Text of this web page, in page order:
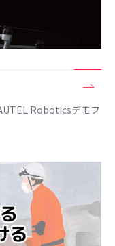
Roboticsデモフ